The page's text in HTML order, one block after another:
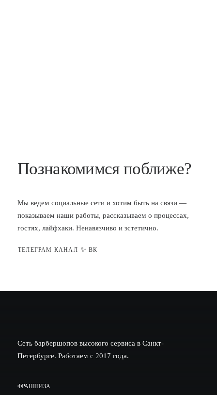
Познакомимся поближе?
Мы ведем социальные сети и хотим быть на связи —
показываем наши работы, рассказываем о процессах,
гостях, лайфхаки. Ненавязчиво и эстетично.
ТЕЛЕГРАМ КАНАЛ ✨ ВК
Сеть барбершопов высокого сервиса в Санкт-
Петербурге. Работаем с 2017 года.
ФРАНШИЗА